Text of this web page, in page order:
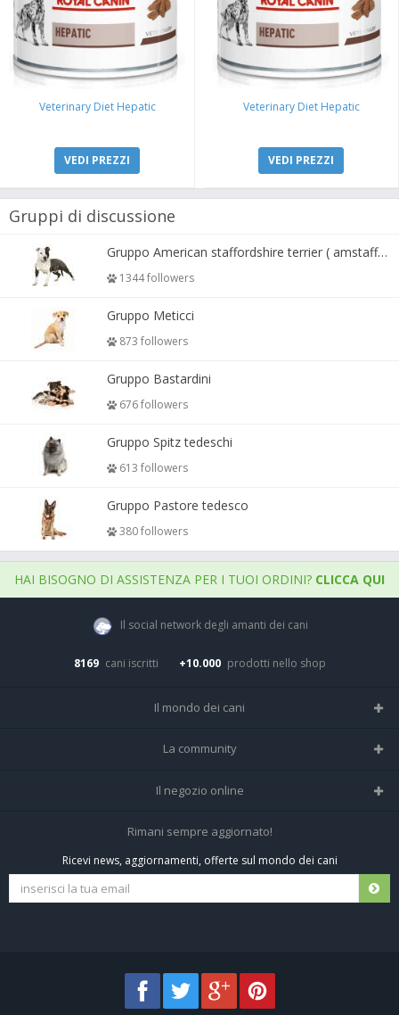
Veterinary Diet Hepatic
VEDI PREZZI
Veterinary Diet Hepatic
VEDI PREZZI
Gruppi di discussione
Gruppo American staffordshire terrier ( amstaff, amastaff )
1344 followers
Gruppo Meticci
873 followers
Gruppo Bastardini
676 followers
Gruppo Spitz tedeschi
613 followers
Gruppo Pastore tedesco
380 followers
HAI BISOGNO DI ASSISTENZA PER I TUOI ORDINI? CLICCA QUI
Il social network degli amanti dei cani
8169 cani iscritti +10.000 prodotti nello shop
Il mondo dei cani
Tutte le razze
La community
Home
Tutti i cani iscritti
Il negozio online
Negozio per cani
Spedizioni e resi
Rimani sempre aggiornato!
Ricevi news, aggiornamenti, offerte sul mondo dei cani